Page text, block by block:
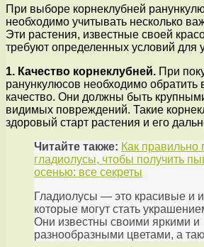
При выборе корнеклубней
необходимо учитывать несколько
Эти растения, известные своей
требуют определенных условий для
1. Качество корнеклубней. При
ранункулюсов необходимо обратить
качество. Они должны быть
видимых повреждений. Такие
здоровый старт растения и его
Читайте также: Как правильно
гладиолусы, чтобы получить
осенью: все секреты
Гладиолусы — это красивые и
которые могут стать
Они известны своими яркими и
разнообразными цветами, а